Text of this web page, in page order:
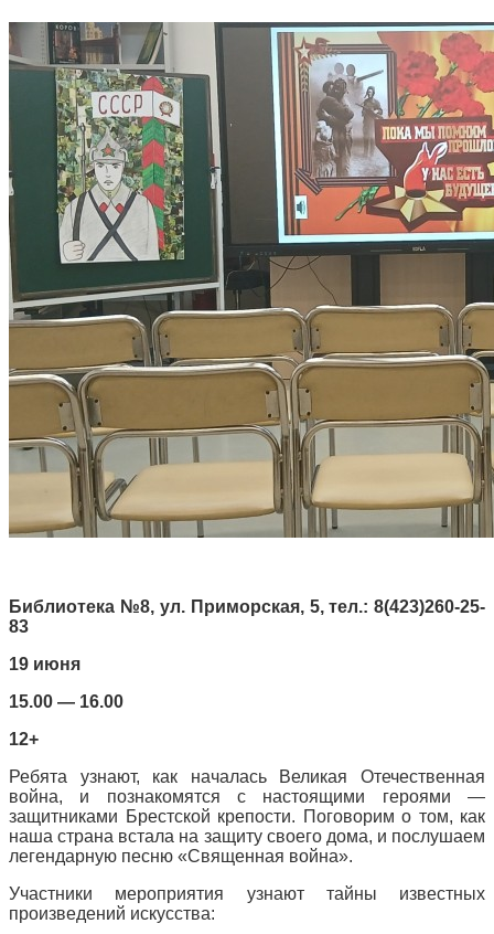
Библиотека №8, ул. Приморская, 5, тел.: 8(423)260-25-
83
19 июня
15.00 — 16.00
12+
Ребята узнают, как началась Великая Отечественная
война, и познакомятся с настоящими героями —
защитниками Брестской крепости. Поговорим о том, как
наша страна встала на защиту своего дома, и послушаем
легендарную песню «Священная война».
Участники мероприятия узнают тайны известных
произведений искусства: